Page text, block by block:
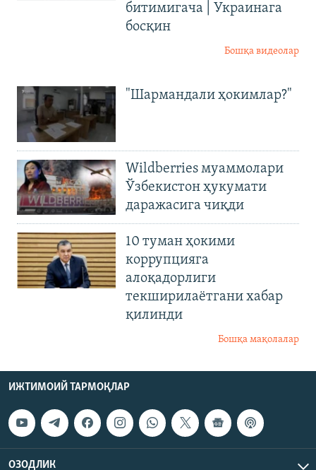
битимигача | Украинага
босқин
Бошқа видеолар
"Шармандали ҳокимлар?"
Wildberries муаммолари
Ўзбекистон ҳукумати
даражасига чиқди
10 туман ҳокими
коррупцияга
алоқадорлиги
текширилаётгани хабар
қилинди
Бошқа мақолалар
ИЖТИМОИЙ ТАРМОҚЛАР
ОЗОДЛИК